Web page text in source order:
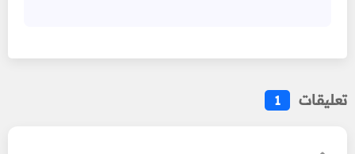
تعليقات 1